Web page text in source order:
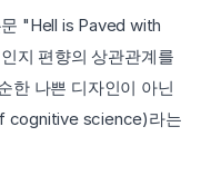
"Hell is Paved with
지 편향의 상관관계를
한 나쁜 디자인이 아닌
cognitive science)라는